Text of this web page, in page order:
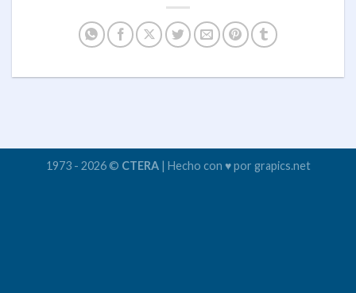
1973 - 2026 © CTERA| Hecho con ♥ por grapics.net